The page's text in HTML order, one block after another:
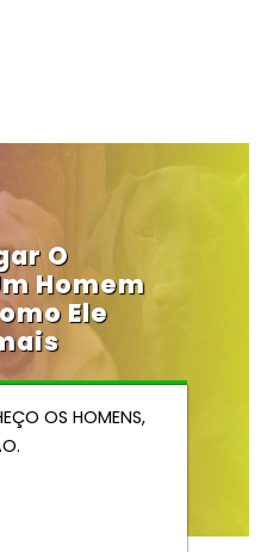
O
Homem
Ele
OS HOMENS,